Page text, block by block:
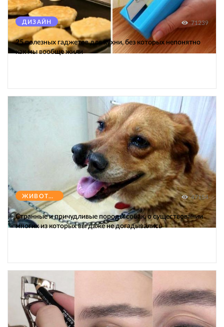
ДИЗАЙН 71239
25 полезных гаджетов для кухни, без которых непонятно
как мы вообще жили
ЖИВОТНЫЕ 47154
Странные и причудливые породы собак, о существовании
многих из которых вы даже не догадывались